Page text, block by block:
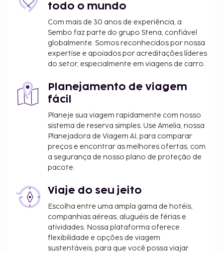
todo o mundo
Com mais de 30 anos de experiência, a
Sembo faz parte do grupo Stena, confiável
globalmente. Somos reconhecidos por nossa
expertise e apoiados por acreditações líderes
do setor, especialmente em viagens de carro.
Planejamento de viagem
fácil
Planeje sua viagem rapidamente com nosso
sistema de reserva simples. Use Amelia, nossa
Planejadora de Viagem AI, para comparar
preços e encontrar as melhores ofertas, com
a segurança de nosso plano de proteção de
pacote.
Viaje do seu jeito
Escolha entre uma ampla gama de hotéis,
companhias aéreas, aluguéis de férias e
atividades. Nossa plataforma oferece
flexibilidade e opções de viagem
sustentáveis, para que você possa viajar